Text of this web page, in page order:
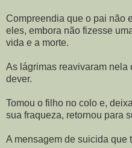
Compreendia que o pai não
eles, embora não fizesse
vida e a morte.
As lágrimas reavivaram nela
dever.
Tomou o filho no colo e,
sua fraqueza, retornou para
A mensagem de suicida que